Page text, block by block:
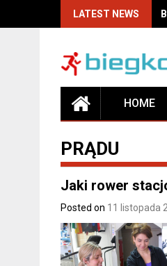
LATEST NEWS
HOME
PRĄDU
Jaki rower
Posted on 11 listopada